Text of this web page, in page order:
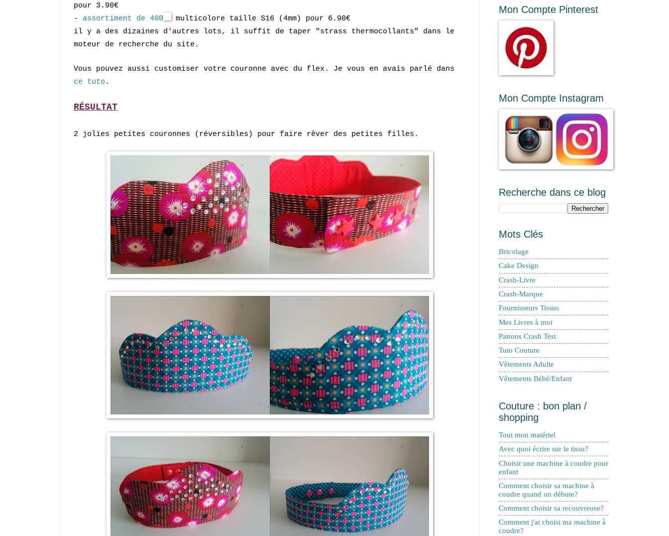
pour 3.90€
- assortiment de 400
multicolore taille S16 (4mm) pour 6.90€
il y a des dizaines d'autres lots, il suffit de taper "strass thermocollants" dans le
moteur de recherche du site.
Vous pouvez aussi customiser votre couronne avec du flex. Je vous en avais parlé dans
ce tuto .
RÉSULTAT
2 jolies petites couronnes (réversibles) pour faire rêver des petites filles.
Mon Compte Pinterest
Mon Compte Instagram
Recherche dans ce blog
Mots Clés
Bricolage
Cake Design
Crash-Livre
Crash-Marque
Fournisseurs Tissus
Mes Livres à moi
Patrons Crash Test
Tuto Couture
Vêtements Adulte
Vêtements Bébé/Enfant
Couture : bon plan /
shopping
Tout mon matériel
Avec quoi écrire sur le tissu?
Choisir une machine à coudre pour
enfant
Comment choisir sa machine à
coudre quand on débute?
Comment choisir sa recouvreuse?
Comment j'ai choisi ma machine à
coudre?